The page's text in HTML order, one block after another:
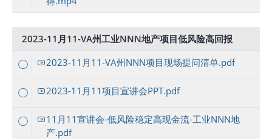
2023-11月11-VA州工业NNN地产项目低风险高回报
2023-11月11-VA州NNN项目现场提问清单.pdf
2023-11月11项目宣讲会PPT.pdf
11月11宣讲会-低风险稳定高现金流-工业NNN地
产.pdf